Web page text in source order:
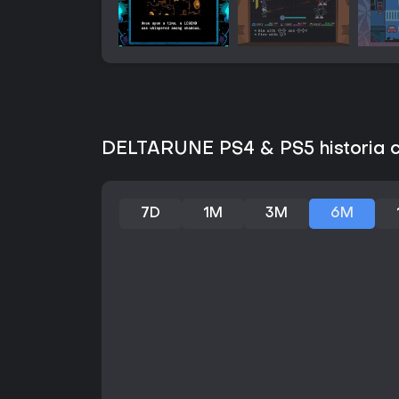
DELTARUNE PS4 & PS5 historia
7D 1M 3M 6M